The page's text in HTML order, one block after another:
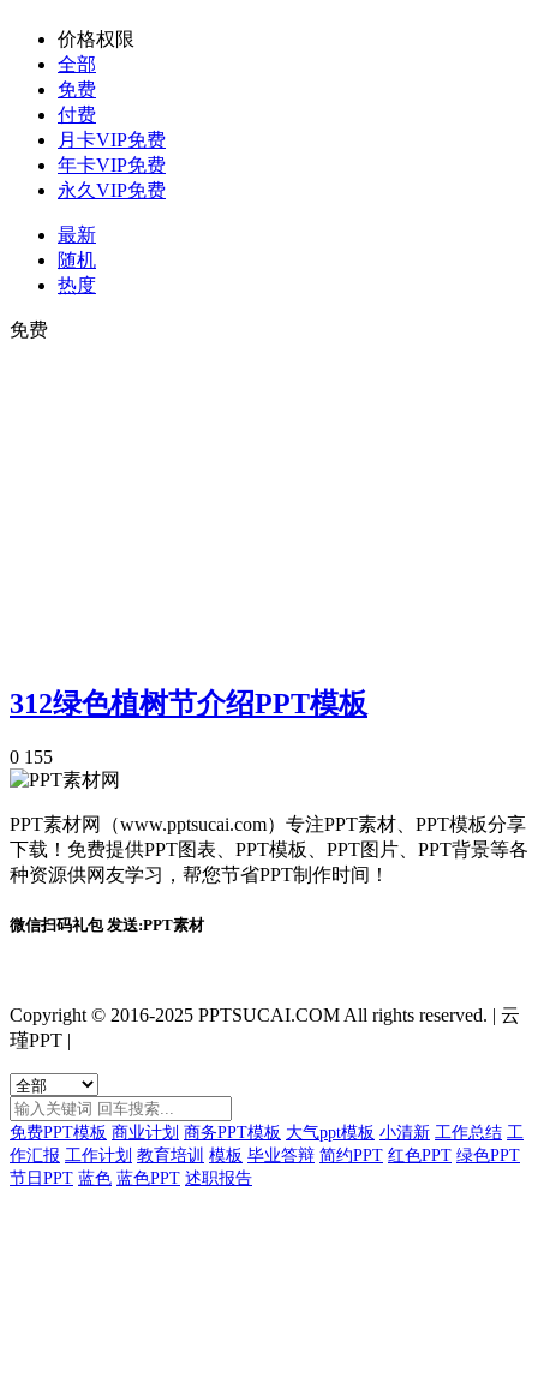
价格权限
全部
免费
付费
月卡VIP免费
年卡VIP免费
永久VIP免费
最新
随机
热度
免费
312绿色植树节介绍PPT模板
0 155
PPT素材网（www.pptsucai.com）专注PPT素材、PPT模板分享
下载！免费提供PPT图表、PPT模板、PPT图片、PPT背景等各
种资源供网友学习，帮您节省PPT制作时间！
微信扫码礼包 发送:PPT素材
Copyright © 2016-2025 PPTSUCAI.COM All rights reserved. | 云
瑾PPT |
免费PPT模板 商业计划 商务PPT模板 大气ppt模板 小清新 工作总结 工
作汇报 工作计划 教育培训 模板 毕业答辩 简约PPT 红色PPT 绿色PPT
节日PPT 蓝色 蓝色PPT 述职报告